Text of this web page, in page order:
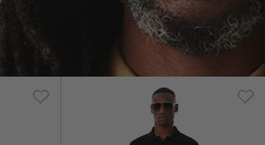
33 ΠΡΟΪΌΝΤΑ